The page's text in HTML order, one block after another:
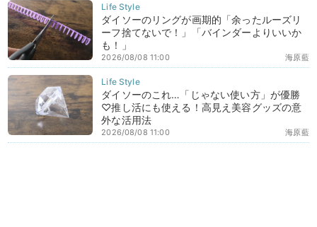
ダイソーのリングが画期的「余ったルーズリ
ーフ捨てないで！」「バインダーよりいいか
も！」
海原藍
2026/08/08 11:00
ダイソーのこれ…「じゃない使い方」が優勝
♡推し活にも使える！高見え美容グッズの意
外な活用法
海原藍
2026/08/08 11:00